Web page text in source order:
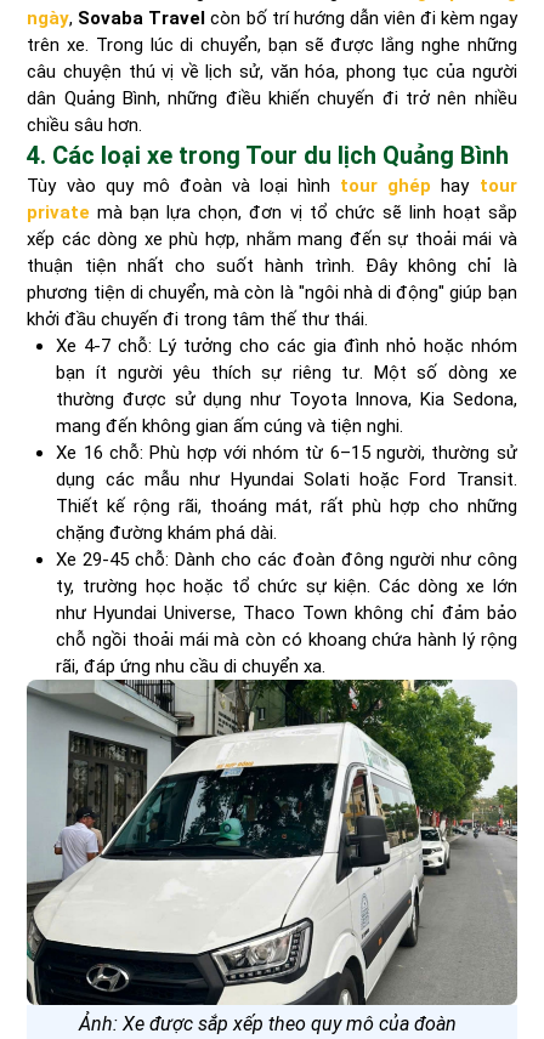
ngày, Sovaba Travelcòn bố trí hướng dẫn viên đi kèm ngay
trên xe. Trong lúc di chuyển, bạn sẽ được lắng nghe những
câu chuyện thú vị về lịch sử, văn hóa, phong tục của người
dân Quảng Bình, những điều khiến chuyến đi trở nên nhiều
chiều sâu hơn.
4. Các loại xe trong Tour du lịch Quảng Bình
Tùy vào quy mô đoàn và loại hình tour ghép hay tour
private mà bạn lựa chọn, đơn vị tổ chức sẽ linh hoạt sắp
xếp các dòng xe phù hợp, nhằm mang đến sự thoải mái và
thuận tiện nhất cho suốt hành trình. Đây không chỉ là
phương tiện di chuyển, mà còn là "ngôi nhà di động" giúp bạn
khởi đầu chuyến đi trong tâm thế thư thái.
Xe 4-7 chỗ: Lý tưởng cho các gia đình nhỏ hoặc nhóm
bạn ít người yêu thích sự riêng tư. Một số dòng xe
thường được sử dụng như Toyota Innova, Kia Sedona,
mang đến không gian ấm cúng và tiện nghi.
Xe 16 chỗ: Phù hợp với nhóm từ 6–15 người, thường sử
dụng các mẫu như Hyundai Solati hoặc Ford Transit.
Thiết kế rộng rãi, thoáng mát, rất phù hợp cho những
chặng đường khám phá dài.
Xe 29-45 chỗ: Dành cho các đoàn đông người như công
ty, trường học hoặc tổ chức sự kiện. Các dòng xe lớn
như Hyundai Universe, Thaco Town không chỉ đảm bảo
chỗ ngồi thoải mái mà còn có khoang chứa hành lý rộng
rãi, đáp ứng nhu cầu di chuyển xa.
Ảnh: Xe được sắp xếp theo quy mô của đoàn